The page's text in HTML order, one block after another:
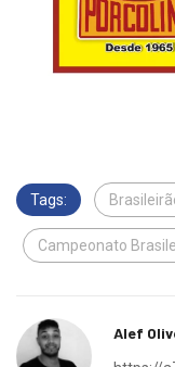
Tags:
Campeonato
Alef